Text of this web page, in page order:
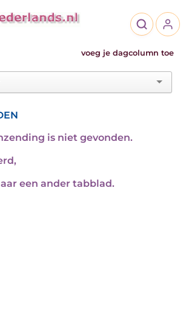
voeg je dagcolumn toe
is niet gevonden.
een ander tabblad.